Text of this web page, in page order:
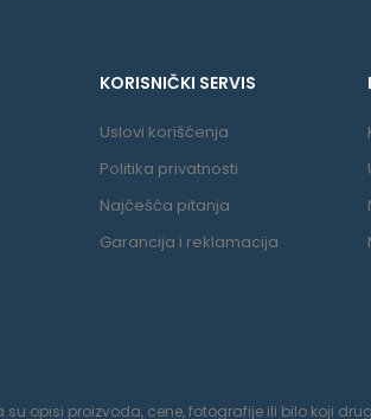
KORISNIČKI SERVIS
Uslovi korišćenja
Politika privatnosti
Najčešća pitanja
Garancija i reklamacija
proizvoda, cene, fotografije ili bilo koji